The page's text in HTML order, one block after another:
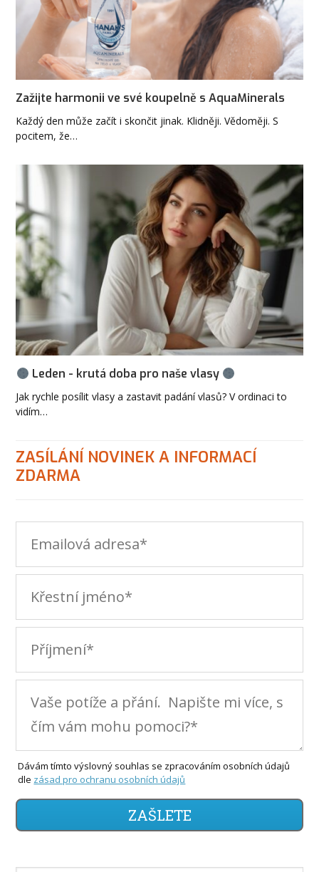
Zažijte harmonii ve své koupelně s AquaMinerals
Každý den může začít i skončit jinak. Klidněji. Vědoměji. S
pocitem, že…
Leden - krutá doba pro naše vlasy
Jak rychle posílit vlasy a zastavit padání vlasů? V ordinaci to
vidím…
ZASÍLÁNÍ NOVINEK A INFORMACÍ
ZDARMA
Dávám tímto výslovný souhlas se zpracováním osobních údajů
dle zásad pro ochranu osobních údajů
ZAŠLETE